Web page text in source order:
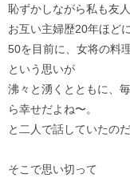
恥ずかしながら私も友
お互い主婦歴20年ほど
50を目前に、女将の料
という思いが
沸々と湧くとともに、
ら幸せだよね〜。
と二人で話していたのだ
そこで思い切って